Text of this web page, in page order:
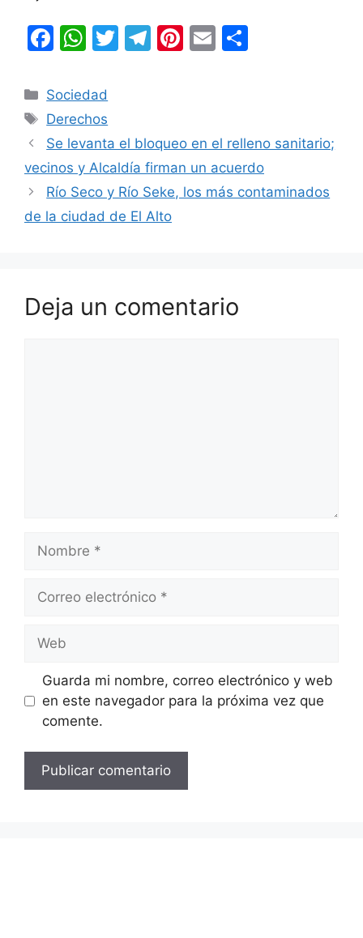
F
c
e
b
o
o
k
W
at
s
A
p
p
T
T
a
m
Pi
st
E
ar
tir
Categorías
Sociedad
Etiquetas
Derechos
Se levanta el bloqueo en el relleno sanitario;
vecinos y Alcaldía firman un acuerdo
Río Seco y Río Seke, los más contaminados
de la ciudad de El Alto
Deja un comentario
electrónico
Guarda mi nombre, correo electrónico y web
en este navegador para la próxima vez que
comente.